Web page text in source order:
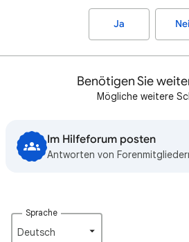
Ja
Benötigen Sie
Mögliche weitere
Im Hilfeforum posten
Antworten von
Sprache
Deutsch‎